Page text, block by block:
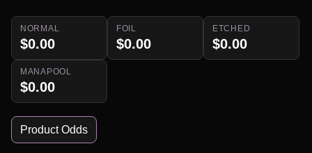
NORMAL
$0.00
FOIL
$0.00
ETCHED
$0.00
MANAPOOL
$0.00
Product Odds